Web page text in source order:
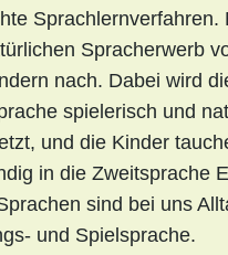
Sprachlernverfahren.
Spracherwerb
nach. Dabei wird
spielerisch und
und die Kinder
in die Zweitsprache
sind bei uns
und Spielsprache.